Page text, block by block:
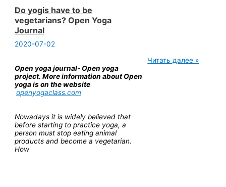
Do yogis have to be
vegetarians? Open Yoga
Journal
2020-07-02
Open yoga journal- Open yoga
project. More information about Open
yoga is on the website
openyogaclass.com
Nowadays it is widely believed that
before starting to practice yoga, a
person must stop eating animal
products and become a vegetarian.
How
Do
Читать далее »